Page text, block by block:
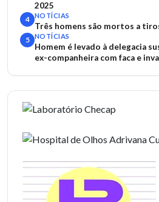
2025
4 NOTÍCIAS
Três homens são mortos a
5 NOTÍCIAS
Homem é levado à delegacia
ex-companheira com faca e